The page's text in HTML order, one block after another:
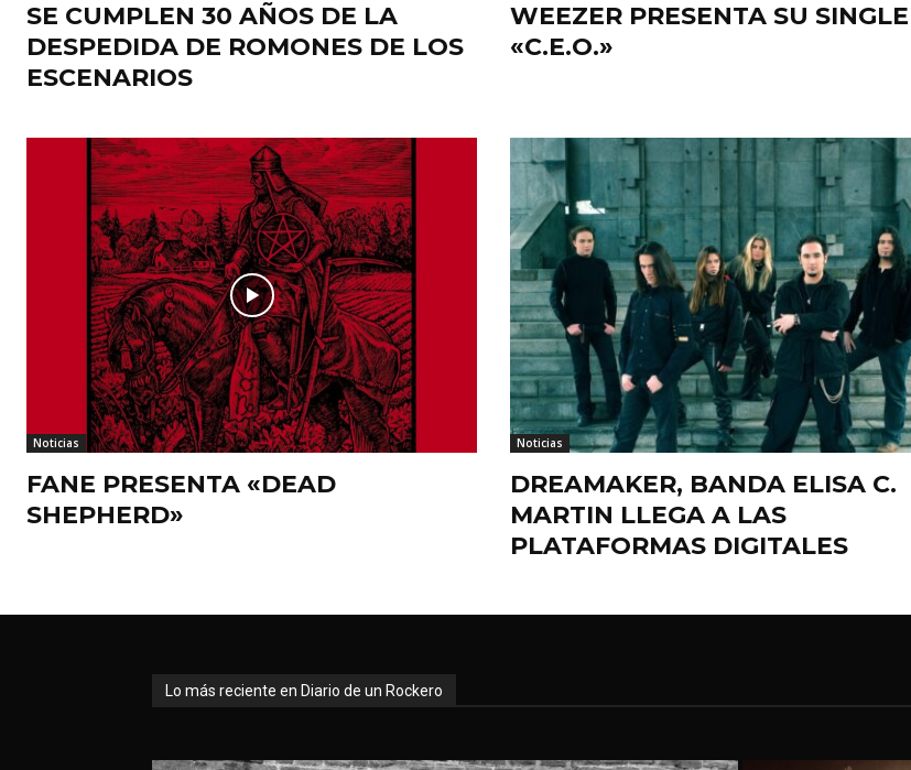
SE CUMPLEN 30 AÑOS DE LA
DESPEDIDA DE ROMONES DE LOS
ESCENARIOS
WEEZER PRESENTA SU SINGLE
«C.E.O.»
Noticias
FANE PRESENTA «DEAD
SHEPHERD»
Noticias
DREAMAKER, BANDA ELISA C.
MARTIN LLEGA A LAS
PLATAFORMAS DIGITALES
Lo más reciente en Diario de un Rockero